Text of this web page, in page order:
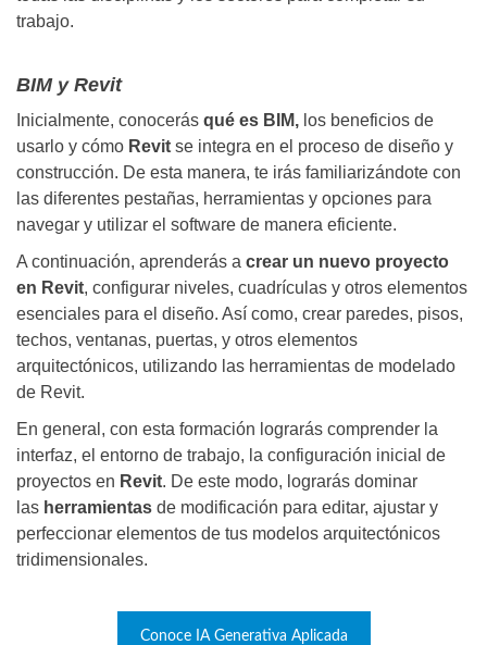
trabajo.
BIM y Revit
Inicialmente, conocerás qué es BIM, los beneficios de
usarlo y cómo Revit se integra en el proceso de diseño y
construcción. De esta manera, te irás familiarizándote con
las diferentes pestañas, herramientas y opciones para
navegar y utilizar el software de manera eficiente.
A continuación, aprenderás a crear un nuevo proyecto
en Revit, configurar niveles, cuadrículas y otros elementos
esenciales para el diseño. Así como, crear paredes, pisos,
techos, ventanas, puertas, y otros elementos
arquitectónicos, utilizando las herramientas de modelado
de Revit.
En general, con esta formación lograrás comprender la
interfaz, el entorno de trabajo, la configuración inicial de
proyectos en Revit. De este modo, lograrás dominar
las herramientas de modificación para editar, ajustar y
perfeccionar elementos de tus modelos arquitectónicos
tridimensionales.
Conoce IA Generativa Aplicada